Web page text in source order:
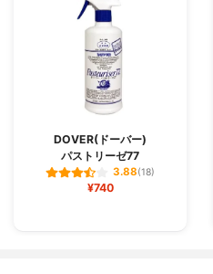
DOVER(ドーバー)
パストリーゼ77
3.88(18)
¥740